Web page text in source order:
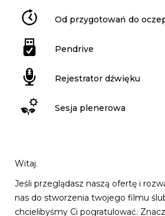
Od przygotowań do
Pendrive
Rejestrator dźwięku
Sesja plenerowa
Witaj.
Jeśli przeglądasz naszą ofertę i
nas do stworzenia twojego filmu
chcielibyśmy Ci pogratulować.